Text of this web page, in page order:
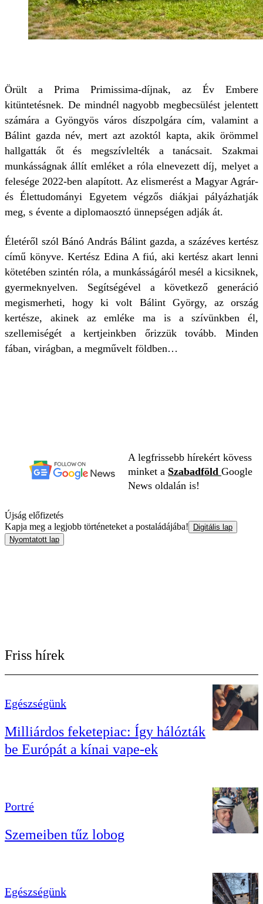
Örült a Prima Primissima-díjnak, az Év Embere
kitüntetésnek. De mindnél nagyobb megbecsülést jelentett
számára a Gyöngyös város díszpolgára cím, valamint a
Bálint gazda név, mert azt azoktól kapta, akik örömmel
hallgatták őt és megszívlelték a tanácsait. Szakmai
munkásságnak állít emléket a róla elnevezett díj, melyet a
felesége 2022-ben alapított. Az elismerést a Magyar Agrár-
és Élettudományi Egyetem végzős diákjai pályázhatják
meg, s évente a diplomaosztó ünnepségen adják át.
Életéről szól Bánó András Bálint gazda, a százéves kertész
című könyve. Kertész Edina A fiú, aki kertész akart lenni
kötetében szintén róla, a munkásságáról mesél a kicsiknek,
gyermeknyelven. Segítségével a következő generáció
megismerheti, hogy ki volt Bálint György, az ország
kertésze, akinek az emléke ma is a szívünkben él,
szellemiségét a kertjeinkben őrizzük tovább. Minden
fában, virágban, a megművelt földben…
A legfrissebb hírekért kövess
minket a Szabadföld Google
News oldalán is!
Újság előfizetés
Kapja meg a legjobb történeteket a postaládájába!
Digitális lap
Nyomtatott lap
Friss hírek
Egészségünk
Milliárdos feketepiac: Így hálózták
be Európát a kínai vape-ek
Portré
Szemeiben tűz lobog
Egészségünk